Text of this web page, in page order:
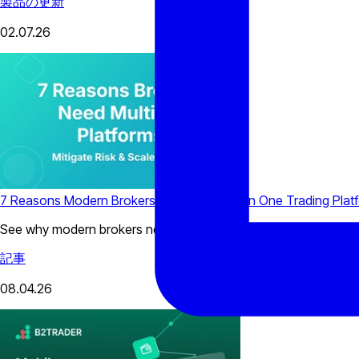
02.07.26
7 Reasons Modern Brokers Need More Than One Trading
See why modern brokers need multiple trading platforms to
記事
08.04.26